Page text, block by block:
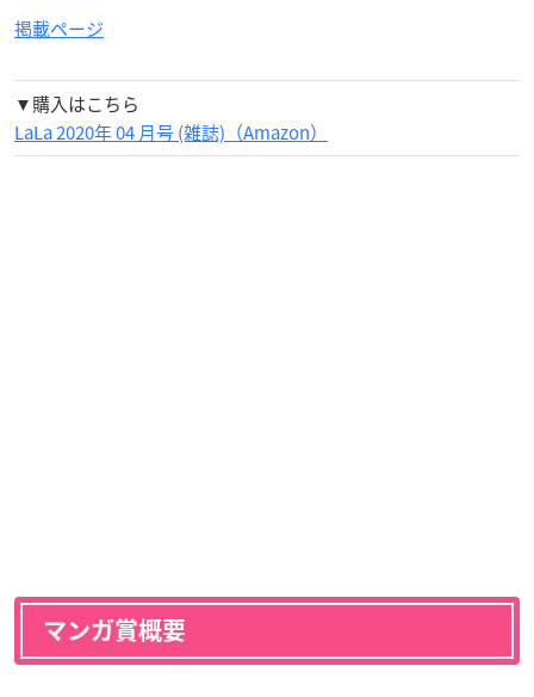
掲載ページ
▼購入はこちら
LaLa 2020年 04 月号 (雑誌)（Amazon）
マンガ賞概要